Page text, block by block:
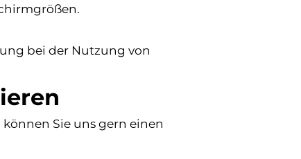
bei der Nutzung von
Sie uns gern einen